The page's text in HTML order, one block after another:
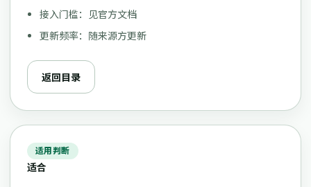
接入门槛：见官方文档
更新频率：随来源方更新
返回目录
适用判断
适合